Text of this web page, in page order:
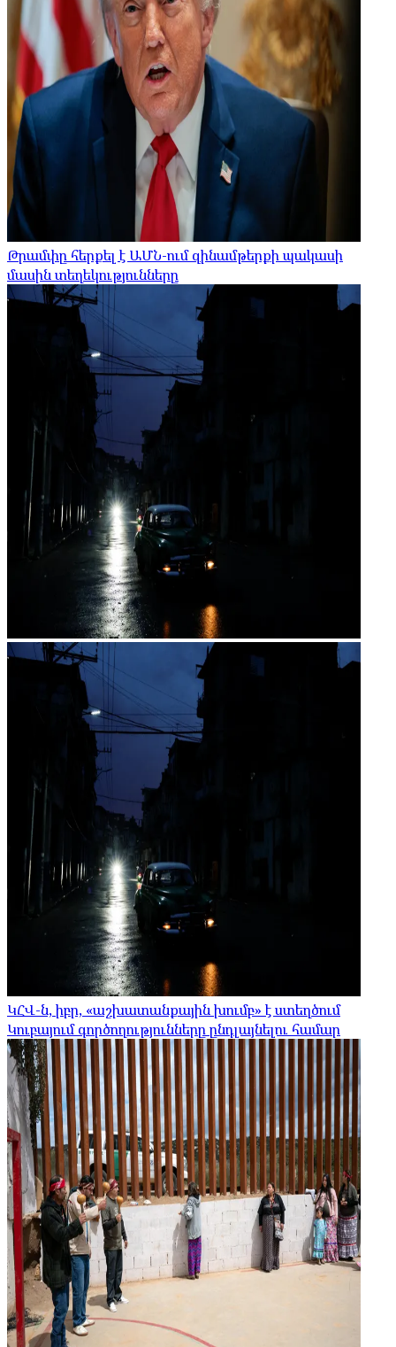
Թրամփը հերքել է ԱՄՆ-ում զինամթերքի պակասի
մասին տեղեկությունները
ԿՀՎ-ն, իբր, «աշխատանքային խումբ» է ստեղծում
Կուբայում գործողությունները ընդլայնելու համար